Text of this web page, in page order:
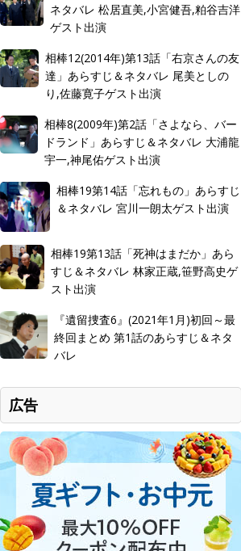
ネタバレ 松居直美,小宮健吾,粕谷吉洋
ゲスト出演
相棒12(2014年)第13話「右京さんの友
達」あらすじ＆ネタバレ 尾美としの
り,佐藤寛子ゲスト出演
相棒8(2009年)第2話「さよなら、バー
ドランド」あらすじ＆ネタバレ 大浦龍
宇一,神尾佑ゲスト出演
相棒19第14話「忘れもの」あらすじ
＆ネタバレ 宮川一朗太ゲスト出演
相棒19第13話「死神はまだか」あら
すじ＆ネタバレ 林家正蔵,笹野高史ゲ
スト出演
『遺留捜査6』(2021年1月)初回～最
終回まとめ 第1話のあらすじ＆ネタ
バレ
広告